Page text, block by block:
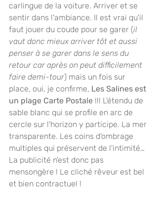
carlingue de la voiture. Arriver et se
sentir dans l'ambiance. Il est vrai qu'il
faut jouer du coude pour se garer (il
vaut donc mieux arriver tôt et aussi
penser à se garer dans le sens du
retour car après on peut difficilement
faire demi-tour) mais un fois sur
place, oui, je confirme, Les Salines est
un plage Carte Postale !!! L'étendu de
sable blanc qui se profile en arc de
cercle sur l'horizon y participe. La mer
transparente. Les coins d'ombrage
multiples qui préservent de l'intimité…
La publicité n'est donc pas
mensongère ! Le cliché rêveur est bel
et bien contractuel !